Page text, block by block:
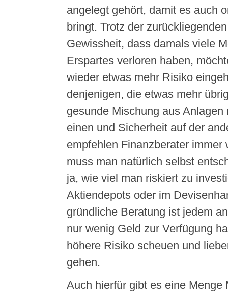
angelegt gehört, damit es auch
bringt. Trotz der
Gewissheit, dass damals viele
Erspartes verloren haben,
wieder etwas mehr Risiko
denjenigen, die etwas mehr
gesunde Mischung aus Anlagen
einen und Sicherheit auf der
empfehlen Finanzberater immer
muss man natürlich selbst
ja, wie viel man riskiert zu
Aktiendepots oder im
gründliche Beratung ist jedem
nur wenig Geld zur Verfügung
höhere Risiko scheuen und
gehen.
Auch hierfür gibt es eine Menge